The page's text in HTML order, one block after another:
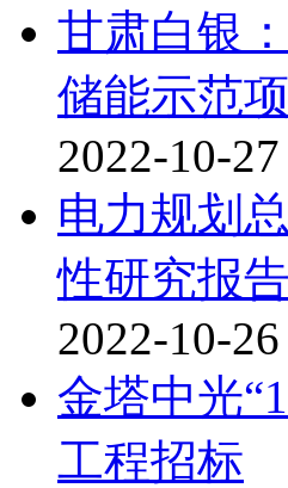
甘肃白银
储能示范
2022-10-27
电力规划
性研究报
2022-10-26
金塔中光
工程招标